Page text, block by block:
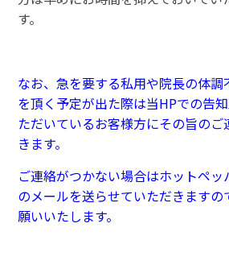
す。
なお、急を要する私用や院長の体
を頂く予定が出た際は当HPでの告
ただいているお客様方にその旨の
きます。
ご連絡がつかない場合はホットペ
のメールを送らせていただきます
願いいたします。